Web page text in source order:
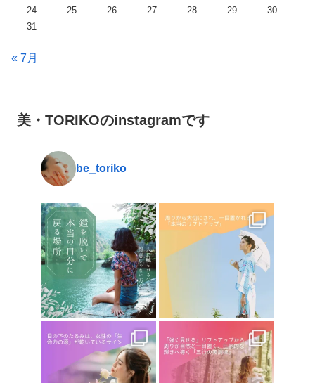
24
25 26 27 28 29
30
31
« 7月
美・TORIKOのinstagramです
be_toriko